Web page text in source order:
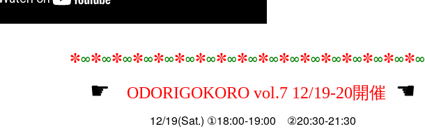
✼∞✼∞✼∞✼∞✼∞✼∞✼∞✼∞✼∞✼∞✼∞✼∞✼∞✼∞✼∞✼∞✼∞
☛ ODORIGOKORO vol.7 12/19-20開催 ☚
12/19(Sat.) ①18:00-19:00 ②20:30-21:30